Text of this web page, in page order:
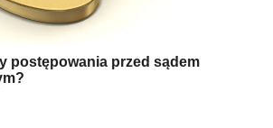
postępowania przed sądem